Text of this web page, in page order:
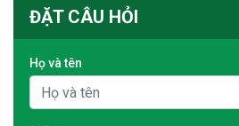
ĐẶT CÂU HỎI
Họ và tên